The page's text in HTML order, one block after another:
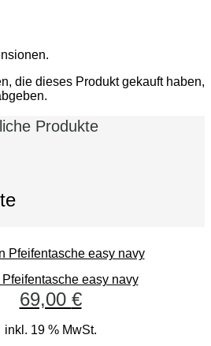
die dieses Produkt gekauft haben,
Produkte
easy navy
69,00 €
inkl. 19 % MwSt.